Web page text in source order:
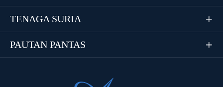
TENAGA SURIA 
PAUTAN PANTAS 